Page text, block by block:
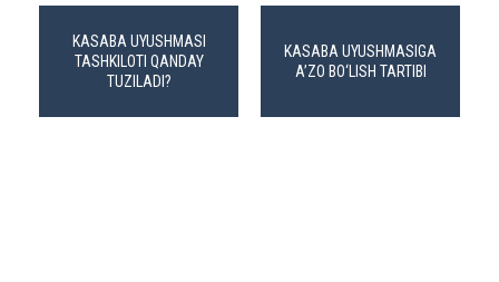
KASABA UYUSHMASI
TASHKILOTI QANDAY
TUZILADI?
KASABA UYUSHMASIGA
A’ZO BO‘LISH TARTIBI